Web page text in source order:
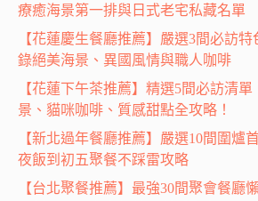
療癒海景第一排與日式老宅私藏名單
【花蓮慶生餐廳推薦】嚴選3間必訪
錄絕美海景、異國風情與職人咖啡
【花蓮下午茶推薦】精選5間必訪清單
景、貓咪咖啡、質感甜點全攻略！
【新北過年餐廳推薦】嚴選10間圍爐
夜飯到初五聚餐不踩雷攻略
【台北聚餐推薦】最強30間聚會餐廳